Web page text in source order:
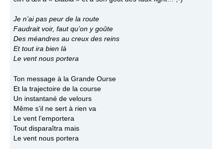
Je n’ai pas peur de la route
Faudrait voir, faut qu’on y goûte
Des méandres au creux des reins
Et tout ira bien là
Le vent nous portera
Ton message à la Grande Ourse
Et la trajectoire de la course
Un instantané de velours
Même s’il ne sert à rien va
Le vent l’emportera
Tout disparaîtra mais
Le vent nous portera